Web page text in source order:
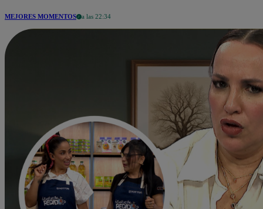
MEJORES MOMENTOS a las 22:34